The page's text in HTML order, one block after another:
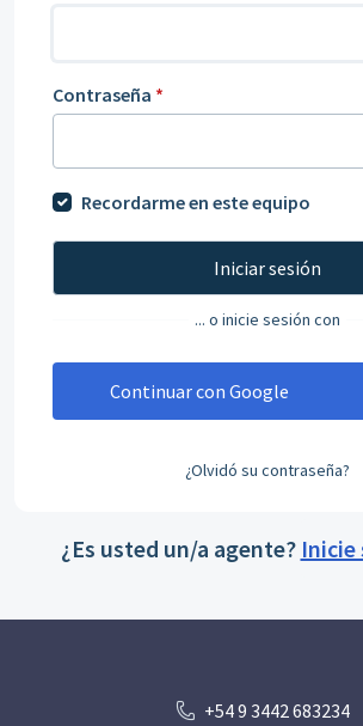
Contraseña *
Recordarme en este equipo
Iniciar sesión
... o inicie sesión con
Continuar con Google
¿Olvidó su contraseña?
¿Es usted un/a agente? Inicie
+54 9 3442 683234